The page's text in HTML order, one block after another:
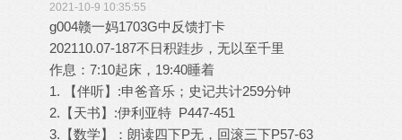
2021-10-9 10:35:55
g004赣一妈1703G中反馈打卡
202110.07-187不日积跬步，无以至千里
作息：7:10起床，19:40睡着
1. 【伴听】:申爸音乐；史记共计259分钟
2.【天书】:伊利亚特 P447-451
3.【数学】：朗读四下P无，回滚三下P57-63